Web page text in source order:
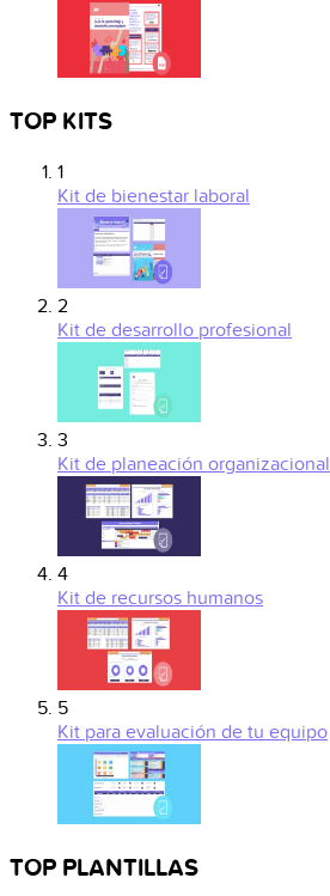
TOP KITS
1
Kit de bienestar laboral
2
Kit de desarrollo profesional
3
Kit de planeación organizacional
4
Kit de recursos humanos
5
Kit para evaluación de tu equipo
TOP PLANTILLAS